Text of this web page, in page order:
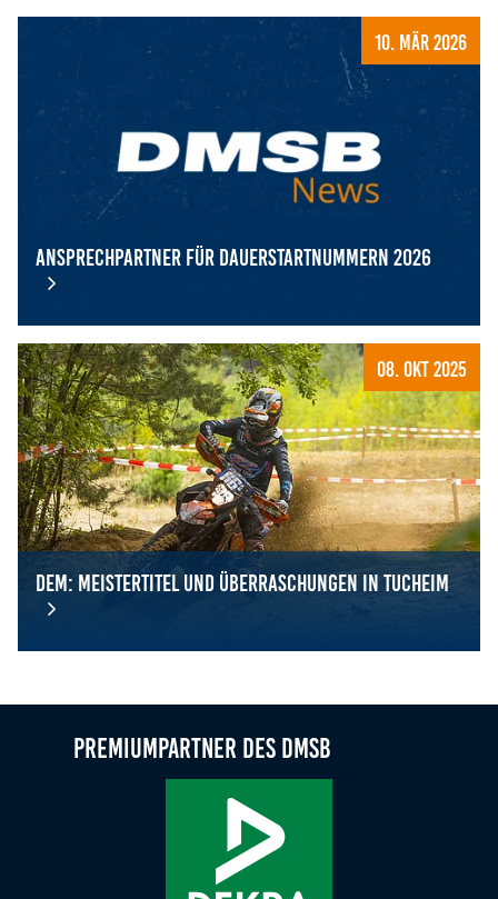
DOSB-Trainer-B-Fortbildung im Motorradsport: MX,
10. Mär 2026
Ansprechpartner für Dauerstartnummern 2026
Ansprechpartner für Dauerstartnummern 2026
08. Okt 2025
DEM: Meistertitel und Überraschungen in Tucheim
Premiumpartner des DMSB